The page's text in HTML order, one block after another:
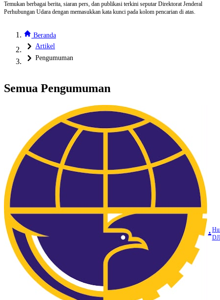
Temukan berbagai berita, siaran pers, dan publikasi terkini seputar Direktorat Jenderal
Perhubungan Udara dengan memasukkan kata kunci pada kolom pencarian di atas.
Beranda
Artikel
Pengumuman
Semua Pengumuman